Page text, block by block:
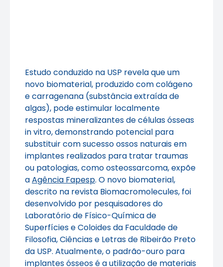
Estudo conduzido na USP revela que um
novo biomaterial, produzido com colágeno
e carragenana (substância extraída de
algas), pode estimular localmente
respostas mineralizantes de células ósseas
in vitro, demonstrando potencial para
substituir com sucesso ossos naturais em
implantes realizados para tratar traumas
ou patologias, como osteossarcoma, expõe
aAgência Fapesp. O novo biomaterial,
descrito na revista Biomacromolecules, foi
desenvolvido por pesquisadores do
Laboratório de Físico-Química de
Superfícies e Coloides da Faculdade de
Filosofia, Ciências e Letras de Ribeirão Preto
da USP. Atualmente, o padrão-ouro para
implantes ósseos é a utilização de materiais